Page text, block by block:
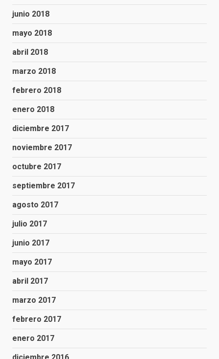
junio 2018
mayo 2018
abril 2018
marzo 2018
febrero 2018
enero 2018
diciembre 2017
noviembre 2017
octubre 2017
septiembre 2017
agosto 2017
julio 2017
junio 2017
mayo 2017
abril 2017
marzo 2017
febrero 2017
enero 2017